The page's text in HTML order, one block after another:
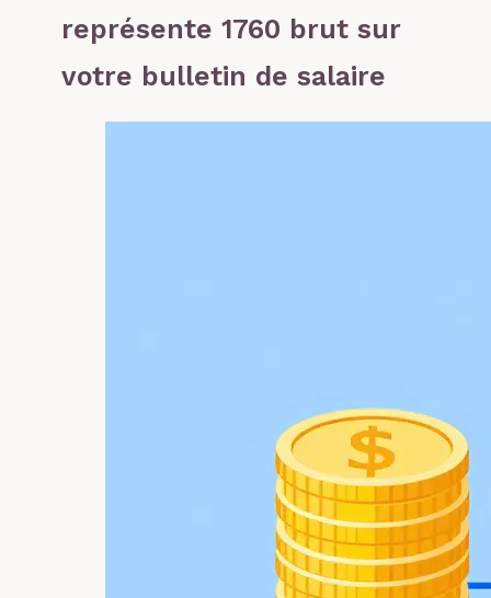
représente 1760 brut sur
votre bulletin de salaire